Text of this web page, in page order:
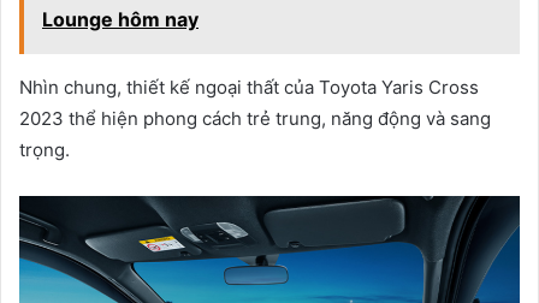
Lounge hôm nay
Nhìn chung, thiết kế ngoại thất của Toyota Yaris Cross
2023 thể hiện phong cách trẻ trung, năng động và sang
trọng.